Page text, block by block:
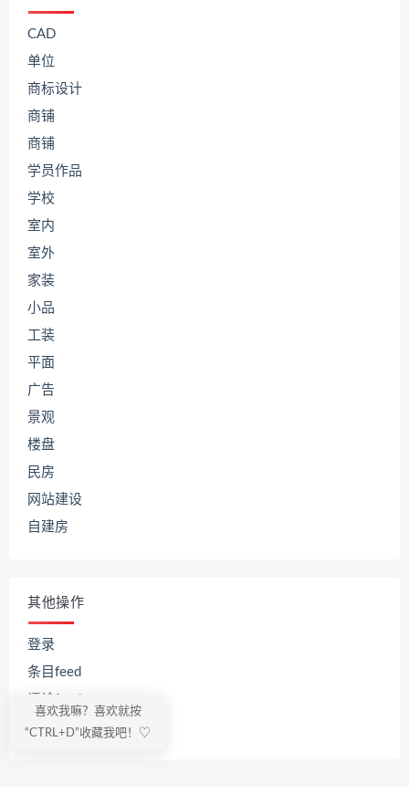
CAD
单位
商标设计
商铺
商铺
学员作品
学校
室内
室外
家装
小品
工装
平面
广告
景观
楼盘
民房
网站建设
自建房
其他操作
登录
条目feed
WordPress.org
喜欢我嘛？喜欢就按
“CTRL+D”收藏我吧！♡